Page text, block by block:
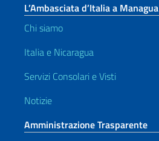
L’Ambasciata d’Italia a Managua
Chi siamo
Italia e Nicaragua
Servizi Consolari e Visti
Notizie
Amministrazione Trasparente